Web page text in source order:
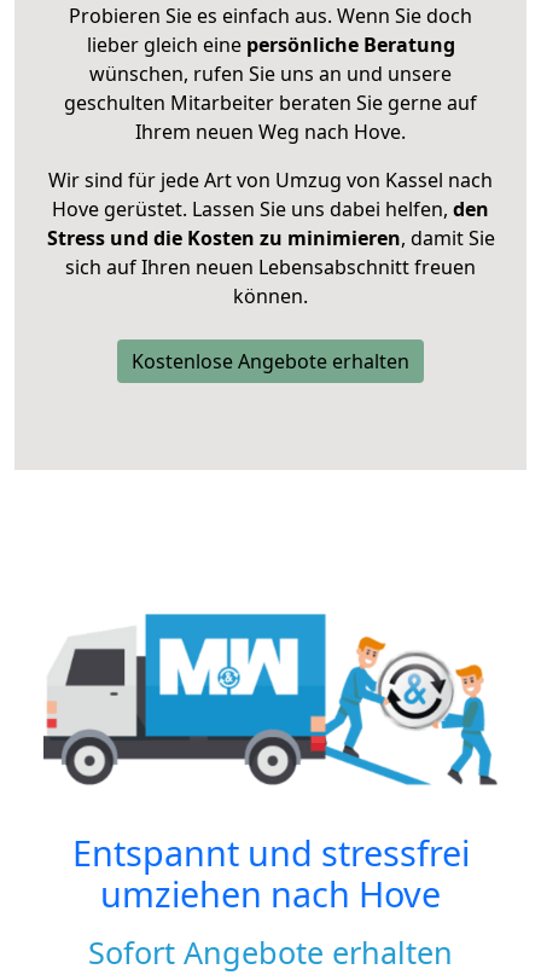
Probieren Sie es einfach aus. Wenn Sie doch
lieber gleich eine persönliche Beratung
wünschen, rufen Sie uns an und unsere
geschulten Mitarbeiter beraten Sie gerne auf
Ihrem neuen Weg nach Hove.
Wir sind für jede Art von Umzug von Kassel nach
Hove gerüstet. Lassen Sie uns dabei helfen, den
Stress und die Kosten zu minimieren, damit Sie
sich auf Ihren neuen Lebensabschnitt freuen
können.
Kostenlose Angebote erhalten
Entspannt und stressfrei
umziehen nach Hove
Sofort Angebote erhalten